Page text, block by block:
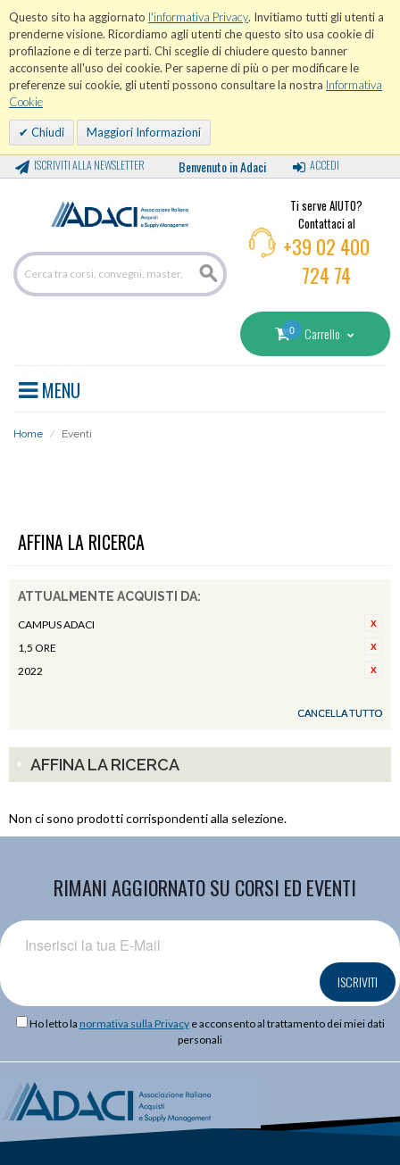
Questo sito ha aggiornato l'informativa Privacy. Invitiamo tutti gli utenti a
prenderne visione. Ricordiamo agli utenti che questo sito usa cookie di
profilazione e di terze parti. Chi sceglie di chiudere questo banner
acconsente all'uso dei cookie. Per saperne di più o per modificare le
preferenze sui cookie, gli utenti possono consultare la nostra Informativa
Cookie
Chiudi Maggiori Informazioni
ISCRIVITI ALLA NEWSLETTER Benvenuto in Adaci ACCEDI
Ti serve AIUTO?
Contattaci al
+39 02 400
724 74
0 Carrello
MENU
Home / Eventi
AFFINA LA RICERCA
ATTUALMENTE ACQUISTI DA:
CAMPUS ADACI
1,5 ORE
2022
CANCELLA TUTTO
AFFINA LA RICERCA
Non ci sono prodotti corrispondenti alla selezione.
RIMANI AGGIORNATO SU CORSI ED EVENTI
ISCRIVITI
Ho letto la normativa sulla Privacye acconsento al trattamento dei miei dati
personali